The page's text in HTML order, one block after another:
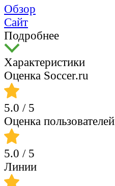
Обзор
Сайт
Подробнее
Характеристики
Оценка Soccer.ru
5.0 / 5
Оценка пользователей
5.0 / 5
Линии